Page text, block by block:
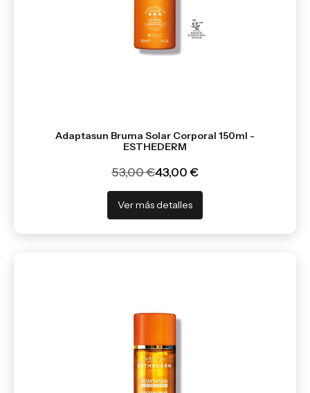
Adaptasun Bruma Solar Corporal 150ml -
ESTHEDERM
53,00 €43,00 €
Ver más detalles